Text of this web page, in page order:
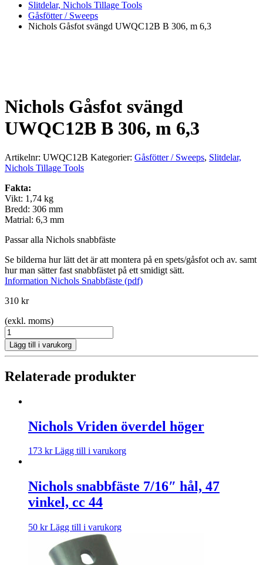
Slitdelar, Nichols Tillage Tools
Gåsfötter / Sweeps
Nichols Gåsfot svängd UWQC12B B 306, m 6,3
Nichols Gåsfot svängd
UWQC12B B 306, m 6,3
Artikelnr: UWQC12B Kategorier: Gåsfötter / Sweeps, Slitdelar,
Nichols Tillage Tools
Fakta:
Vikt: 1,74 kg
Bredd: 306 mm
Matrial: 6,3 mm
Passar alla Nichols snabbfäste
Se bilderna hur lätt det är att montera på en spets/gåsfot och av. samt
hur man sätter fast snabbfästet på ett smidigt sätt.
Information Nichols Snabbfäste (pdf)
310 kr
(exkl. moms)
Nichols
Gåsfot
svängd
B
306,
Lägg till i varukorg
Relaterade produkter
Nichols Vriden överdel höger
173 kr Lägg till i varukorg
Nichols snabbfäste 7/16″ hål, 47
vinkel, cc 44
50 kr Lägg till i varukorg